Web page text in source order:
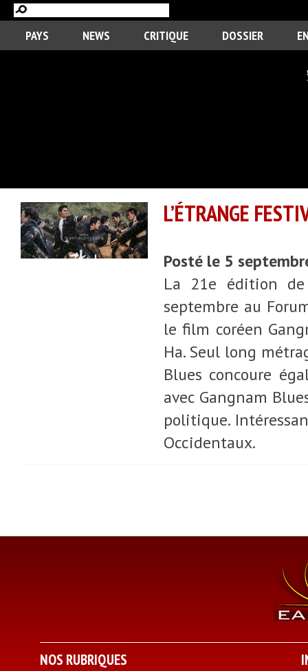
PAYS NEWS CRITIQUE DOSSIER
L’ÉTRANGE
Posté le 5
La 21e édition
septembre au
le film coréen
Ha. Seul long
Blues concoure
avec Gangnam
politique.
Occidentaux.
NOS RUBRIQUES